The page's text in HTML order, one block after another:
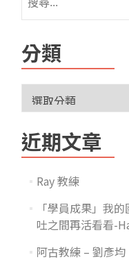
分類
近期文章
Ray 教練
「學員成果」我
吐之間再活看看-
阿古教練 – 劉彥均